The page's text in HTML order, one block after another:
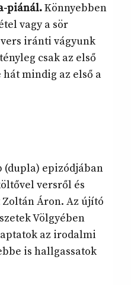
piánál.Könnyebben
vagy a sör
iránti vágyunk
csak az első
mindig az első a
(dupla) epizódjában
versről és
Áron. Az újító
Völgyében
az irodalmi
is hallgassatok